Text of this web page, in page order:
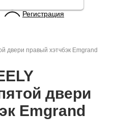
Регистрация
двери правый хэтчбэк Emgrand
двери
Emgrand